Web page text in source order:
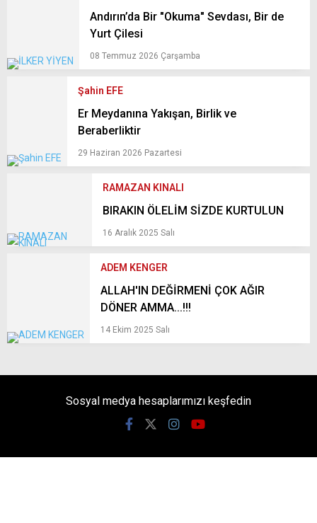
Andırın’da Bir "Okuma" Sevdası, Bir de
Yurt Çilesi
08 Temmuz 2026 Çarşamba
Şahin EFE
Er Meydanına Yakışan, Birlik ve
Beraberliktir
29 Haziran 2026 Pazartesi
RAMAZAN KINALI
BIRAKIN ÖLELİM SİZDE KURTULUN
16 Aralık 2025 Salı
ADEM KENGER
ALLAH'IN DEĞİRMENİ ÇOK AĞIR
DÖNER AMMA...!!!
14 Ekim 2025 Salı
Sosyal medya hesaplarımızı keşfedin